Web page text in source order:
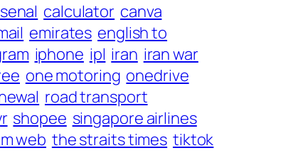
calculator canva
emirates english to
iphone ipl iran iran war
one motoring onedrive
road transport
shopee singapore airlines
web the straits times tiktok